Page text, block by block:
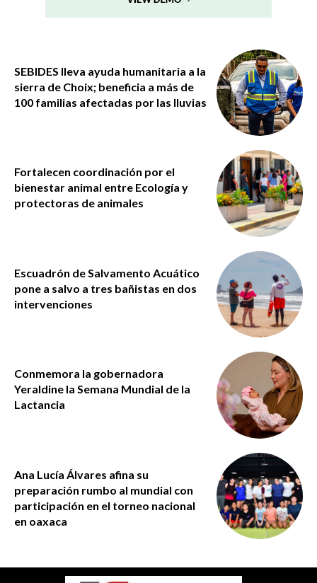
SEBIDES lleva ayuda humanitaria a la
sierra de Choix; beneficia a más de
100 familias afectadas por las lluvias
Fortalecen coordinación por el
bienestar animal entre Ecología y
protectoras de animales
Escuadrón de Salvamento Acuático
pone a salvo a tres bañistas en dos
intervenciones
Conmemora la gobernadora
Yeraldine la Semana Mundial de la
Lactancia
Ana Lucía Álvares afina su
preparación rumbo al mundial con
participación en el torneo nacional
en oaxaca